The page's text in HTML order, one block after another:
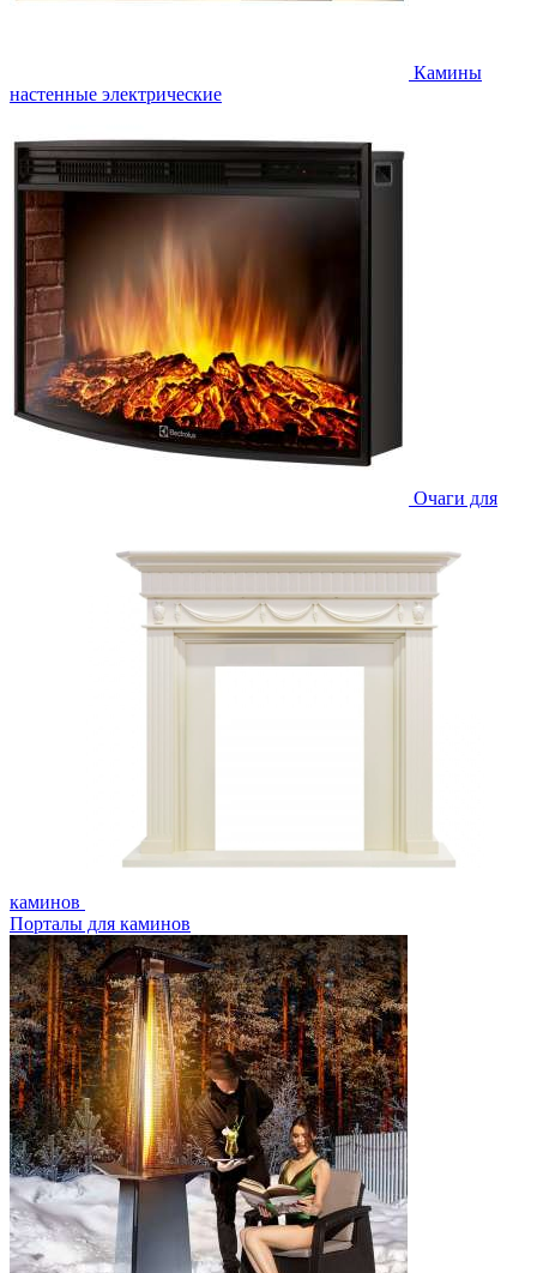
Камины
настенные электрические
Очаги для
каминов
Порталы для каминов